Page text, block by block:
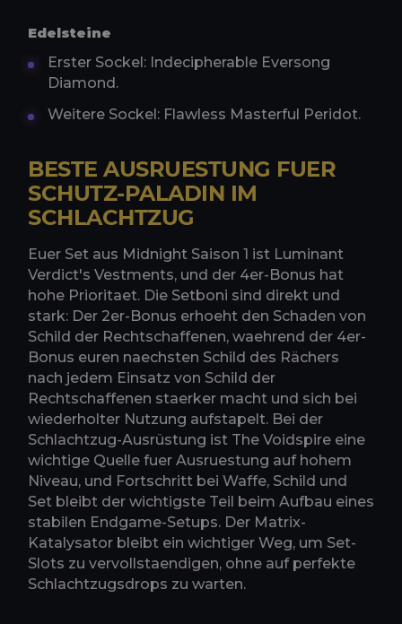
Edelsteine
Erster Sockel: Indecipherable Eversong
Diamond.
Weitere Sockel: Flawless Masterful Peridot.
BESTE AUSRUESTUNG FUER
SCHUTZ-PALADIN IM
SCHLACHTZUG
Euer Set aus Midnight Saison 1 ist Luminant
Verdict's Vestments, und der 4er-Bonus hat
hohe Prioritaet. Die Setboni sind direkt und
stark: Der 2er-Bonus erhoeht den Schaden von
Schild der Rechtschaffenen, waehrend der 4er-
Bonus euren naechsten Schild des Rächers
nach jedem Einsatz von Schild der
Rechtschaffenen staerker macht und sich bei
wiederholter Nutzung aufstapelt. Bei der
Schlachtzug-Ausrüstung ist The Voidspire eine
wichtige Quelle fuer Ausruestung auf hohem
Niveau, und Fortschritt bei Waffe, Schild und
Set bleibt der wichtigste Teil beim Aufbau eines
stabilen Endgame-Setups. Der Matrix-
Katalysator bleibt ein wichtiger Weg, um Set-
Slots zu vervollstaendigen, ohne auf perfekte
Schlachtzugsdrops zu warten.